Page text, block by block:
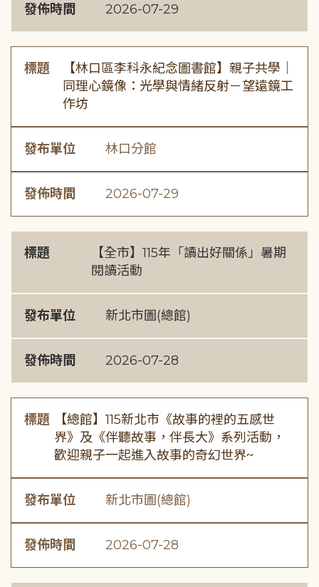
發佈時間 2026-07-29
標題
【林口區李科永紀念圖書館】親子共學｜
同理心鏡像：光學與情緒反射－望遠鏡工
作坊
發布單位 林口分館
發佈時間 2026-07-29
標題
【全市】115年「讀出好關係」暑期
閱讀活動
發布單位 新北市圖(總館)
發佈時間 2026-07-28
標題
【總館】115新北市《故事的裡的五感世
界》及《伴聽故事，伴長大》系列活動，
歡迎親子一起進入故事的奇幻世界~
發布單位 新北市圖(總館)
發佈時間 2026-07-28